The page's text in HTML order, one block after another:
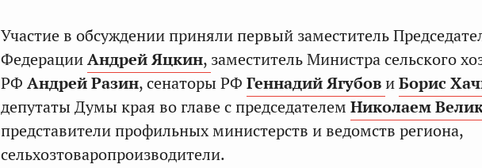
Участие в обсуждении приняли первый заместитель
ФедерацииАндрей Яцкин, заместитель Министра сельского
РФ Андрей Разин, сенаторы РФ Геннадий ЯгубовиБорис
депутаты Думы края во главе с председателем Николаем
представители профильных министерств и ведомств региона,
сельхозтоваропроизводители.